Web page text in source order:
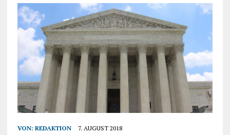
VON: REDAKTION 7. AUGUST 2018